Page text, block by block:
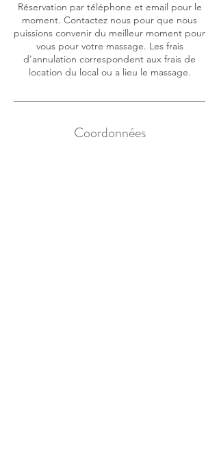
Réservation par téléphone et email pour le
moment. Contactez nous pour que nous
puissions convenir du meilleur moment pour
vous pour votre massage. Les frais
d'annulation correspondent aux frais de
location du local ou a lieu le massage.
Coordonnées